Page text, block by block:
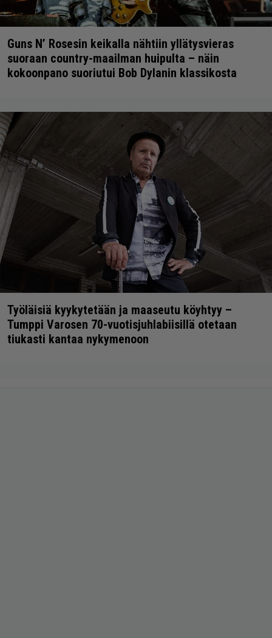
Guns N’ Rosesin keikalla nähtiin yllätysvieras
suoraan country-maailman huipulta – näin
kokoonpano suoriutui Bob Dylanin klassikosta
Työläisiä kyykytetään ja maaseutu köyhtyy –
Tumppi Varosen 70-vuotisjuhlabiisillä otetaan
tiukasti kantaa nykymenoon